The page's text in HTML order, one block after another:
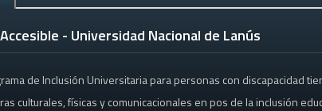
- Universidad Nacional de Lanús
de Inclusión Universitaria para personas con discapacidad
culturales, físicas y comunicacionales en pos de la inclusión